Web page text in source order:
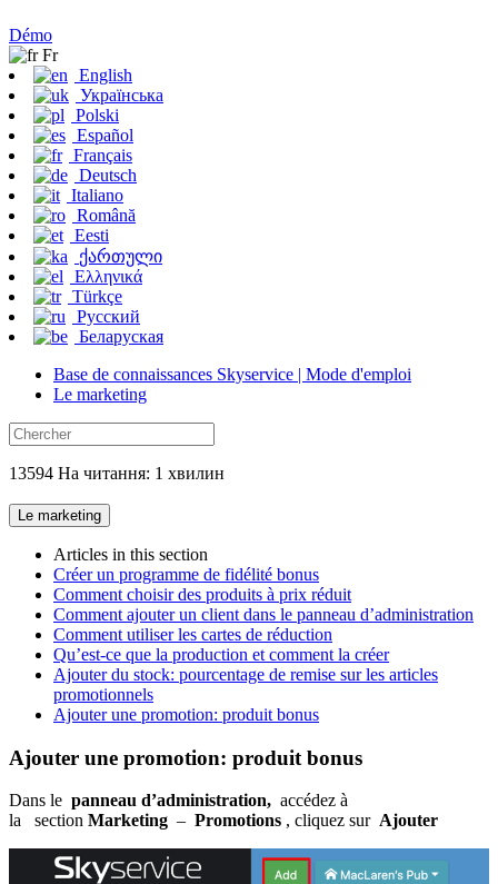
Démo
Fr
English
Українська
Polski
Español
Français
Deutsch
Italiano
Română
Eesti
ქართული
Ελληνικά
Türkçe
Русский
Беларуская
Base de connaissances Skyservice | Mode d'emploi
Le marketing
13594 На читання: 1 хвилин
Le marketing
Articles in this section
Créer un programme de fidélité bonus
Comment choisir des produits à prix réduit
Comment ajouter un client dans le panneau d’administration
Comment utiliser les cartes de réduction
Qu’est-ce que la production et comment la créer
Ajouter du stock: pourcentage de remise sur les articles
promotionnels
Ajouter une promotion: produit bonus
Ajouter une promotion: produit bonus
Dans le panneau d’administration, accédez à
la section Marketing – Promotions , cliquez sur Ajouter